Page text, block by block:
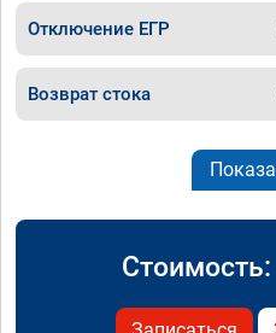
Отключение ЕГР
Возврат стока
Стоимость: